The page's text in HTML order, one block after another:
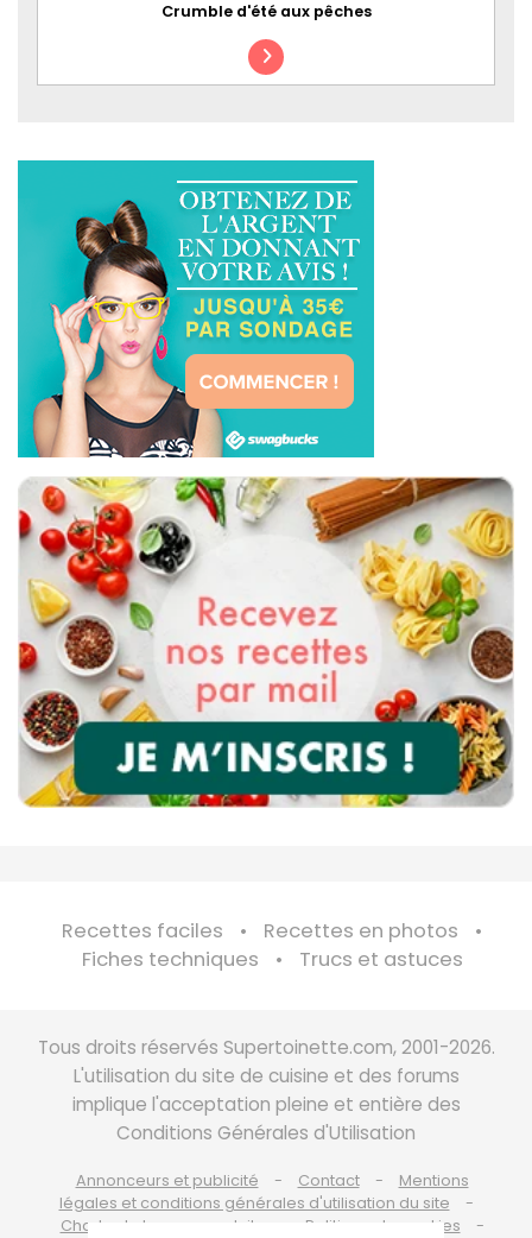
Crumble d'été aux pêches
Recettes faciles
Recettes en photos
Fiches techniques
Trucs et astuces
Tous droits réservés Supertoinette.com, 2001-2026.
L'utilisation du site de cuisine et des forums
implique l'acceptation pleine et entière des
Conditions Générales d'Utilisation
Annonceurs et publicité Contact
Mentions
légales et conditions générales d'utilisation du site
Charte de bonne conduite
Politique de cookies